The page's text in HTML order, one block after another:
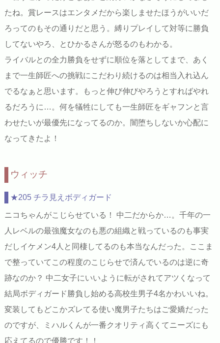
たね。賞レースはエンタメだから楽しませたほうがいいだ
ろってのもその通りだと思う。縛りプレイして対等に勝負
してないやろ、とひかるさんが怒るのもわかる。
ライバルとの全力勝負をせずに順位を落としてまで、あく
まで一生師匠への挑戦にこだわり続けるのは相当入れ込ん
でるなぁと思います。もっと伸び伸びやろうとすればやれ
るだろうに…。何を犠牲にしても一生師匠をギャフンと言
わせたいが最優先になってるのか。闇堕ちしないか心配に
なってきたよ！
ウィッチ
★205 チラ見えボディガード
ニコちゃんがこじらせている！ 中二だからか…。千年の一
人レベルの最強魔女なのも悪の組織と戦っているのも事実
だしイケメン4人と同棲してるのも本当なんだった。ここま
で整っていてこの程度のこじらせで済んでいるのは逆に奇
跡なのか？ 中二女子にいいように転がされてアツくなって
結局ボディガード勝負し始める高校生男子4名かわいいね。
変装してもどこかズレてる使い魔男子たちはご愛嬌だった
のですが、ミハルくんが一番クオリティ高くてニーズにも
応えてるので優勝です！！